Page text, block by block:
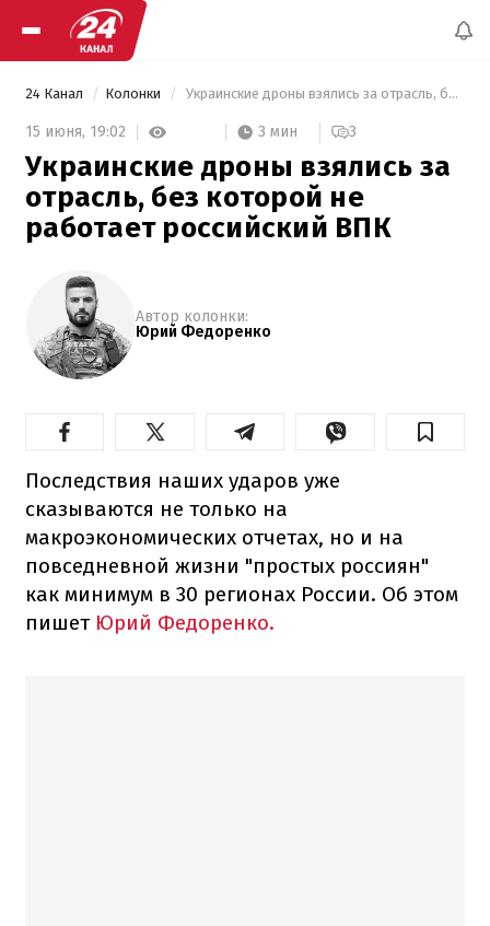
24 Канал Колонки Украинские дроны взялись за отрасль, без которой не работает российский ВПК
15 июня, 19:02 3 мин 3
Украинские дроны взялись за
отрасль, без которой не
работает российский ВПК
Автор колонки:
Юрий Федоренко
Последствия наших ударов уже
сказываются не только на
макроэкономических отчетах, но и на
повседневной жизни "простых россиян"
как минимум в 30 регионах России. Об этом
пишет Юрий Федоренко.